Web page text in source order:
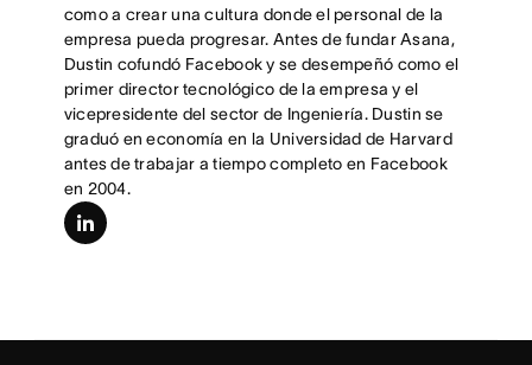
como a crear una cultura donde el personal de la
empresa pueda progresar. Antes de fundar Asana,
Dustin cofundó Facebook y se desempeñó como el
primer director tecnológico de la empresa y el
vicepresidente del sector de Ingeniería. Dustin se
graduó en economía en la Universidad de Harvard
antes de trabajar a tiempo completo en Facebook
en 2004.
linkedin